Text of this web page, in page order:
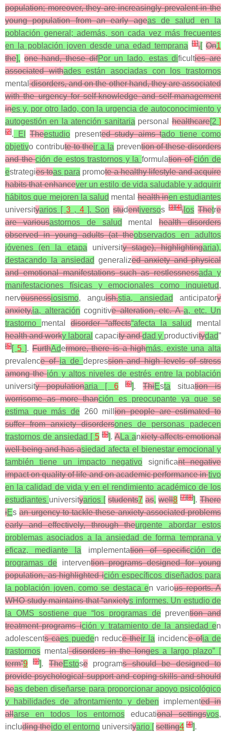
population; moreover, they are increasingly prevalent in the
young population from an early ageas de salud en la
población general; además, son cada vez más frecuentes
en la población joven desde una edad temprana [1].[ On1
the]. one hand, these difPor un lado, estas dificulties are
associated withades están asociadas con los trastornos
mental disorders, and on the other hand, they are associated
with the urgency for self-knowledge and self-management
ines y, por otro lado, con la urgencia de autoconocimiento y
autogestión en la atención sanitaria personalhealthcare[2]
[2]. El Theestudio presented study aims tado tiene como
objetivo contribute to their a la prevention of these disorders
and theción de estos trastornos y laformulation ofción de
estrategies toas para promote a healthy lifestyle and acquire
habits that enhancever un estilo de vida saludable y adquirir
hábitos que mejoren la salud mentalhealth inen estudiantes
universityarios [ 3, 4]. Son studentiversos[3][4]. los Thetre
are variousastornos de salud mentalhealth disorders
observed in young adults (at theobservados en adultos
jóvenes (en la etapa university stage), highlightingaria),
destacando la ansiedad generalized anxiety and physical
and emotional manifestations such as restlessnessada y
manifestaciones físicas y emocionales como inquietud,
nervousnessiosismo, anguish,stia, ansiedad anticipatory
anxiety,ia, alteración cognitive alteration, etc. Aa, etc. Un
trastorno mentaldisorder “affects“afecta la salud
mental
health and worky laboral capacity anddad y productivitydad”
[5][ 5].FurthAdermore, there is a highmás, existe una alta
prevalence ofia de depression and high levels of stress
among theión y altos niveles de estrés entre la población
university populationaria [ 6 [6]].ThiEsta situation is
worrisome as more thanción es preocupante ya que se
estima que más de 260 million people are estimated to
suffer from anxiety disordersones de personas padecen
trastornos de ansiedad [ 5 [5]]. ALa anxiety affects emotional
well-being and has asiedad afecta el bienestar emocional y
también tiene un impacto negativo significant negative
impact on quality of life and on academic performance intivo
en la calidad de vida y en el rendimiento académico de los
estudiantes universityarios [ students7 as, well8 [7][8]]. There
iEsan urgency to tackle these anxiety-associated problems
early and effectively, through theurgente abordar estos
problemas asociados a la ansiedad de forma temprana y
eficaz, mediante la implementation of specificción de
programas de intervention programs designed for young
population, as highlighted ición específicos diseñados para
la población joven, como se destaca en various reports. A
WHO study maintains that “anxietys informes. Un estudio de
la OMS sostiene que “los programas deprevention and
treatment programs ición y tratamiento de la ansiedad en
adolescents caes pueden reduce their la incidence ofia de
trastornos mentaldisorders in the longes a largo plazo” [
term”9 [9]]. TheEstoseprograms should be designed to
provide psychological support and coping skills and should
beas deben diseñarse para proporcionar apoyo psicológico
y habilidades de afrontamiento y deben implemented in
allarse en todos los entornoseducational settingsvos,
including theido el entorno universityario [ setting4 [4]].